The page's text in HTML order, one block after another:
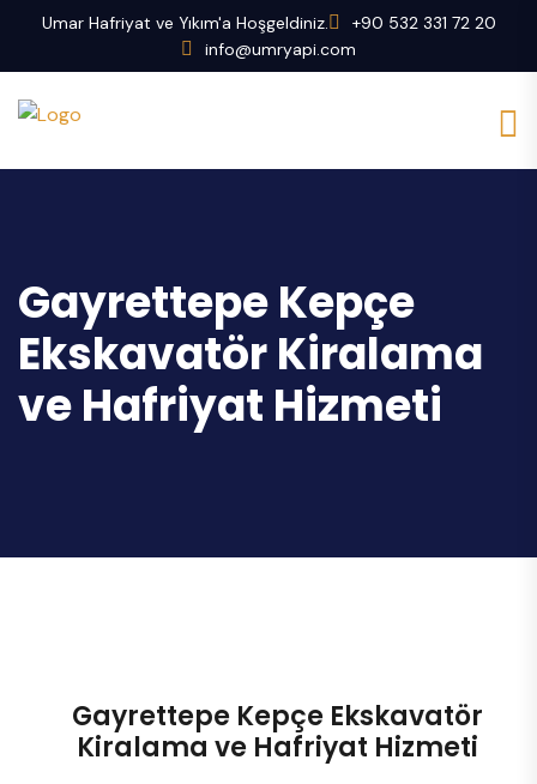
Umar Hafriyat ve Yıkım'a Hoşgeldiniz.
+90 532 331 72 20
info@umryapi.com
Gayrettepe Kepçe
Ekskavatör Kiralama
ve Hafriyat Hizmeti
Gayrettepe Kepçe Ekskavatör
Kiralama ve Hafriyat Hizmeti